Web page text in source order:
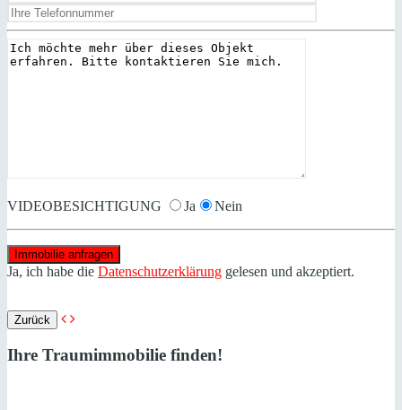
VIDEOBESICHTIGUNG Ja Nein
Ja, ich habe die Datenschutzerklärung gelesen und akzeptiert.
Zurück
Ihre Traumimmobilie finden!